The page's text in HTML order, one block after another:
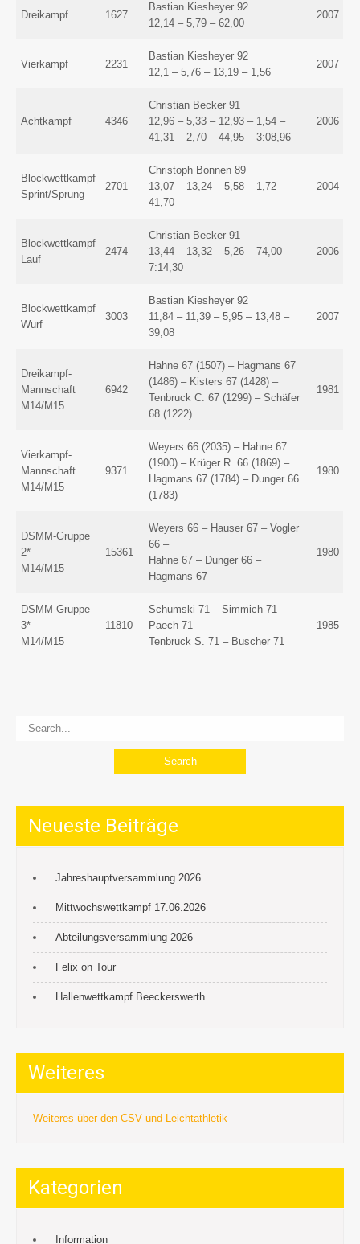
Dreikampf 1627
Bastian Kiesheyer 92
12,14 – 5,79 – 62,00
2007
Vierkampf 2231
Bastian Kiesheyer 92
12,1 – 5,76 – 13,19 – 1,56
2007
Achtkampf 4346
Christian Becker 91
12,96 – 5,33 – 12,93 – 1,54 –
41,31 – 2,70 – 44,95 – 3:08,96
2006
Blockwettkampf
Sprint/Sprung
2701
Christoph Bonnen 89
13,07 – 13,24 – 5,58 – 1,72 –
41,70
2004
Blockwettkampf
Lauf
2474
Christian Becker 91
13,44 – 13,32 – 5,26 – 74,00 –
7:14,30
2006
Blockwettkampf
Wurf
3003
Bastian Kiesheyer 92
11,84 – 11,39 – 5,95 – 13,48 –
39,08
2007
Dreikampf-
Mannschaft
M14/M15
6942
Hahne 67 (1507) – Hagmans 67
(1486) – Kisters 67 (1428) –
Tenbruck C. 67 (1299) – Schäfer
68 (1222)
1981
Vierkampf-
Mannschaft
M14/M15
9371
Weyers 66 (2035) – Hahne 67
(1900) – Krüger R. 66 (1869) –
Hagmans 67 (1784) – Dunger 66
(1783)
1980
DSMM-Gruppe
2*
M14/M15
15361
Weyers 66 – Hauser 67 – Vogler
66 –
Hahne 67 – Dunger 66 –
Hagmans 67
1980
DSMM-Gruppe
3*
M14/M15
11810
Schumski 71 – Simmich 71 –
Paech 71 –
Tenbruck S. 71 – Buscher 71
1985
Neueste Beiträge
Jahreshauptversammlung 2026
Mittwochswettkampf 17.06.2026
Abteilungsversammlung 2026
Felix on Tour
Hallenwettkampf Beeckerswerth
Weiteres
Weiteres über den CSV und Leichtathletik
Kategorien
Information